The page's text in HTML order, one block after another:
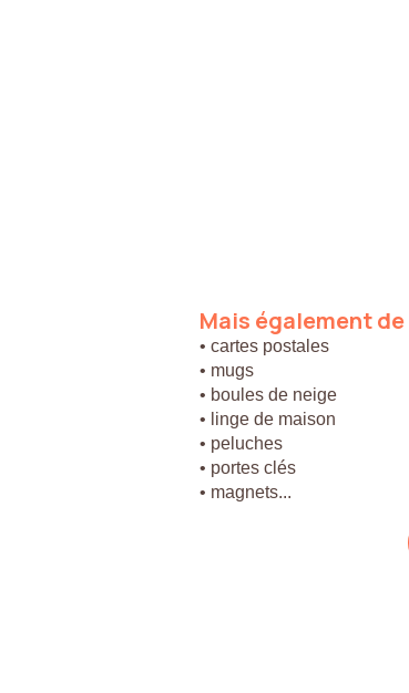
Mais égalementde
• cartes postales
• mugs
• boules de neige
• linge de maison
• peluches
• portes clés
• magnets...